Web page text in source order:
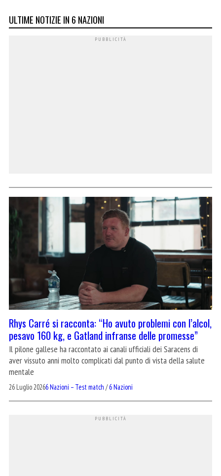
ULTIME NOTIZIE IN 6 NAZIONI
Rhys Carré si racconta: “Ho avuto problemi con l’alcol,
pesavo 160 kg, e Gatland infranse delle promesse”
Il pilone gallese ha raccontato ai canali ufficiali dei Saracens di
aver vissuto anni molto complicati dal punto di vista della salute
mentale
26 Luglio 20266 Nazioni – Test match /6 Nazioni